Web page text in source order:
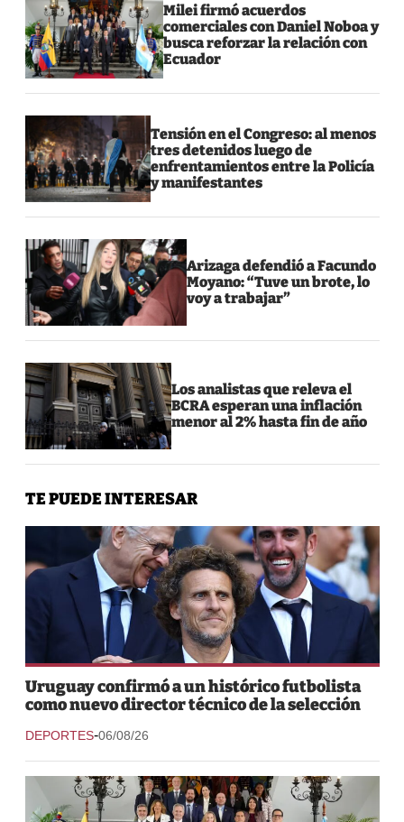
Milei firmó acuerdos
comerciales con Daniel Noboa y
busca reforzar la relación con
Ecuador
Tensión en el Congreso: al menos
tres detenidos luego de
enfrentamientos entre la Policía
y manifestantes
Arizaga defendió a Facundo
Moyano: “Tuve un brote, lo
voy a trabajar”
Los analistas que releva el
BCRA esperan una inflación
menor al 2% hasta fin de año
TE PUEDE INTERESAR
Uruguay confirmó a un histórico futbolista
como nuevo director técnico de la selección
DEPORTES-06/08/26